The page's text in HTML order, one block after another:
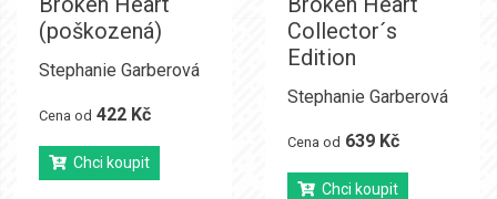
(poškozená)
Stephanie Garberová
Cena od 422 Kč
Chci koupit
Collector´s
Edition
Stephanie Garberová
Cena od 639 Kč
Chci koupit